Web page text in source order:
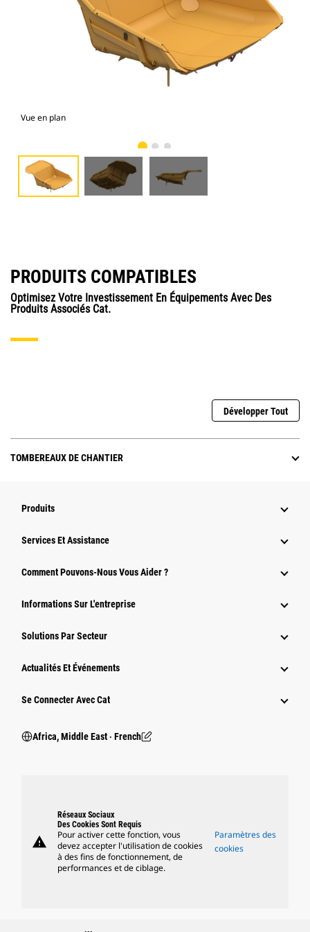
Vue en plan
PRODUITS COMPATIBLES
Optimisez Votre Investissement En Équipements Avec Des
Produits Associés Cat.
Développer Tout
TOMBEREAUX DE CHANTIER
Produits
Services Et Assistance
Comment Pouvons-Nous Vous Aider ?
Informations Sur L'entreprise
Solutions Par Secteur
Actualités Et Événements
Se Connecter Avec Cat
Africa, Middle East ‧ French
warning
Réseaux Sociaux
Des Cookies Sont Requis
Pour activer cette fonction, vous
devez accepter l'utilisation de cookies
à des fins de fonctionnement, de
performances et de ciblage.
Paramètres des
cookies